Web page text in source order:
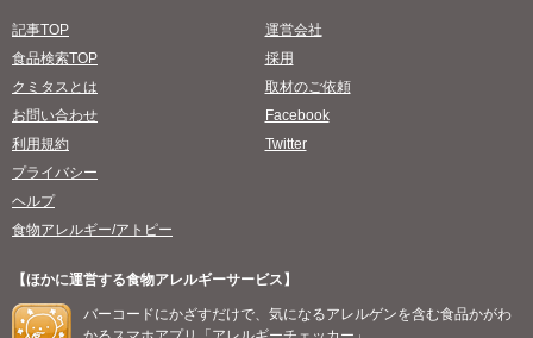
記事TOP
食品検索TOP
クミタスとは
お問い合わせ
利用規約
プライバシー
ヘルプ
食物アレルギー/アトピー
運営会社
採用
取材のご依頼
Facebook
Twitter
【ほかに運営する食物アレルギーサービス】
バーコードにかざすだけで、気になるアレルゲンを含む食品かがわ